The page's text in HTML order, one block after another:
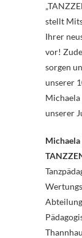
stellt
Ihrer
vor!
sorgen
unserer
unserer
Michaela